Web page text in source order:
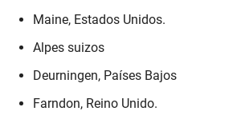
Maine, Estados Unidos.
Alpes suizos
Deurningen, Países Bajos
Farndon, Reino Unido.